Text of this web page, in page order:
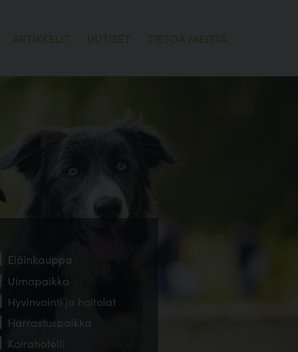
ARTIKKELIT UUTISET TIETOA MEISTÄ
Eläinkauppa
Uimapaikka
Hyvinvointi ja hoitolat
Harrastuspaikka
Koirahotelli